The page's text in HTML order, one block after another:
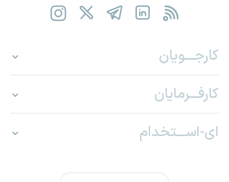
کارجـــویان
کارفـــرمایان
ای-اســـتخدام